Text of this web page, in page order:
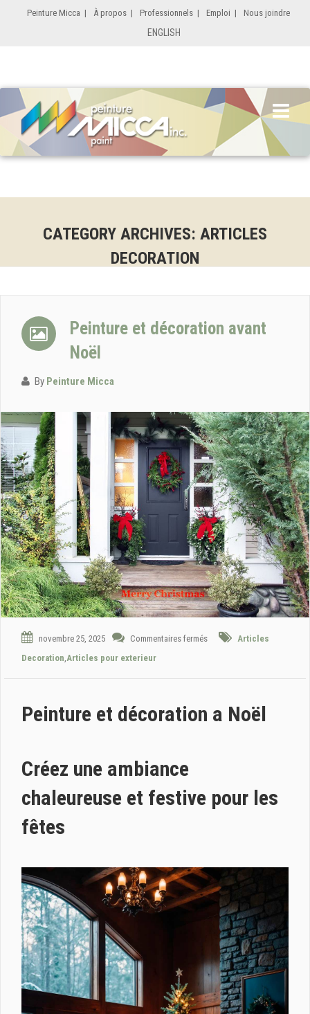
Peinture Micca | À propos | Professionnels | Emploi | Nous joindre
ENGLISH
CATEGORY ARCHIVES: ARTICLES
DECORATION
Peinture et décoration avant
Noël
By Peinture Micca
novembre 25, 2025 Commentaires fermés
Articles
Decoration Articles pour exterieur
Peinture et décoration a Noël
Créez une ambiance
chaleureuse et festive pour les
fêtes